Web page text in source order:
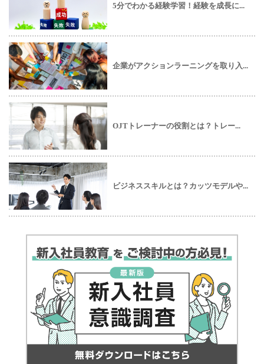
5分でわかる経験学習！経験を成長に...
企業がアクションラーニングを取り入...
OJTトレーナーの役割とは？トレー...
ビジネススキルとは？カッツモデルや...